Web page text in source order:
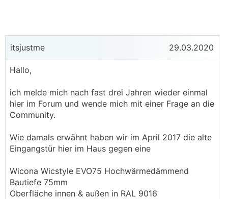
itsjustme 29.03.2020
Hallo,
ich melde mich nach fast drei Jahren wieder einmal
hier im Forum und wende mich mit einer Frage an die
Community.
Wie damals erwähnt haben wir im April 2017 die alte
Eingangstür hier im Haus gegen eine
Wicona Wicstyle EVO75 Hochwärmedämmend
Bautiefe 75mm
Oberfläche innen & außen in RAL 9016